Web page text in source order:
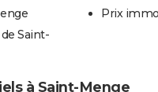
Saint-
Prix
à Saint-Menge